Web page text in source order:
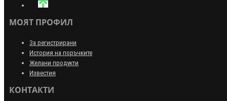
МОЯТ ПРОФИЛ
За регистрирани
История на поръчките
Желани продукти
Известия
КОНТАКТИ